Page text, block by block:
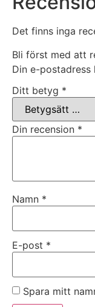
Det finns inga
Bli först med att
Din e-postadress
Ditt betyg *
Din recension *
Namn *
E-post *
Spara mitt